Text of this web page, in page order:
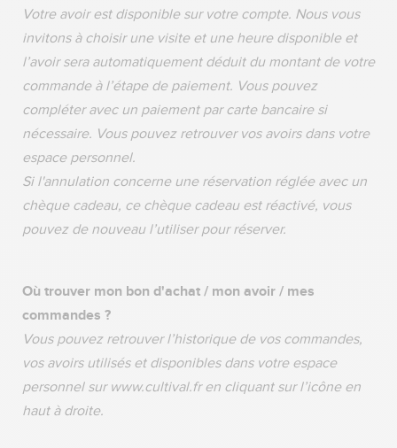
Votre avoir est disponible sur votre compte. Nous vous
invitons à choisir une visite et une heure disponible et
l’avoir sera automatiquement déduit du montant de votre
commande à l’étape de paiement. Vous pouvez
compléter avec un paiement par carte bancaire si
nécessaire. Vous pouvez retrouver vos avoirs dans votre
espace personnel.
Si l'annulation concerne une réservation réglée avec un
chèque cadeau, ce chèque cadeau est réactivé, vous
pouvez de nouveau l’utiliser pour réserver.
Où trouver mon bon d'achat / mon avoir / mes
commandes ?
Vous pouvez retrouver l’historique de vos commandes,
vos avoirs utilisés et disponibles dans votre espace
personnel sur www.cultival.fr en cliquant sur l’icône en
haut à droite.